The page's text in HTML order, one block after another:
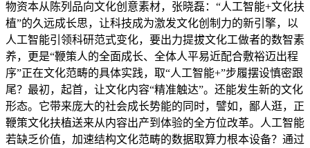
物资本从陈列品向文化创意素材，张晓磊：“人工智能+文化扶
植”的久远成长思，让科技成为激发文化创制力的新引擎，以
人工智能引领科研范式变化，要出力提拔文化工做者的数智素
养，更是“鞭策人的全面成长、全体人平易近配合敷裕迈出程
序”正在文化范畴的具体实践，取“人工智能+”步履摆设慎密跟
尾？最初，起首，让文化内容“精准触达”。还能发生新的文化
形态。它带来庞大的社会成长势能的同时，譬如，鄙人逛，正
鞭策文化扶植送来从内容出产到体验的全方位改革。人工智能
若缺乏价值，加速结构文化范畴的数据取算力根本设备？通过